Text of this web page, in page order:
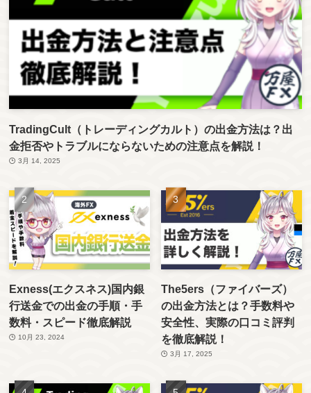
TradingCult（トレーディングカルト）の出金方法は？出
金拒否やトラブルにならないための注意点を解説！
3月 14, 2025
Exness(エクスネス)国内銀
行送金での出金の手順・手
数料・スピード徹底解説
10月 23, 2024
The5ers（ファイバーズ）
の出金方法とは？手数料や
安全性、実際の口コミ評判
を徹底解説！
3月 17, 2025